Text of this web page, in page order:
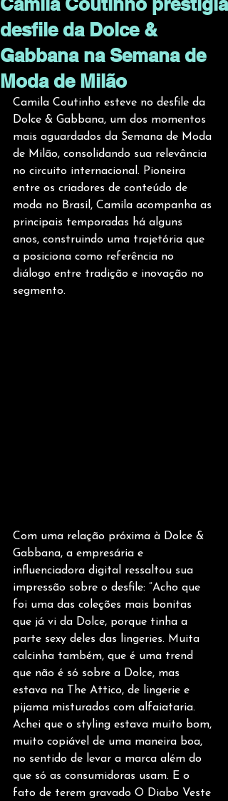
desfile da Dolce &
Gabbana na Semana de
Moda de Milão
Camila Coutinho esteve no desfile da
Dolce & Gabbana, um dos momentos
mais aguardados da Semana de Moda
de Milão, consolidando sua relevância
no circuito internacional. Pioneira
entre os criadores de conteúdo de
moda no Brasil, Camila acompanha as
principais temporadas há alguns
anos, construindo uma trajetória que
a posiciona como referência no
diálogo entre tradição e inovação no
segmento.
Com uma relação próxima à Dolce &
Gabbana, a empresária e
influenciadora digital ressaltou sua
impressão sobre o desfile: “Acho que
foi uma das coleções mais bonitas
que já vi da Dolce, porque tinha a
parte sexy deles das lingeries. Muita
calcinha também, que é uma trend
que não é só sobre a Dolce, mas
estava na The Attico, de lingerie e
pijama misturados com alfaiataria.
Achei que o styling estava muito bom,
muito copiável de uma maneira boa,
no sentido de levar a marca além do
que só as consumidoras usam. E o
fato de terem gravado O Diabo Veste